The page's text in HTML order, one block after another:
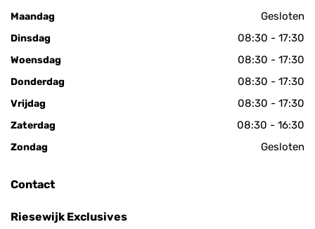
Maandag Gesloten
Dinsdag 08:30 - 17:30
Woensdag 08:30 - 17:30
Donderdag 08:30 - 17:30
Vrijdag 08:30 - 17:30
Zaterdag 08:30 - 16:30
Zondag Gesloten
Contact
Riesewijk Exclusives